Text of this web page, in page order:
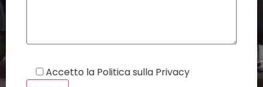
Accetto la Politica sulla Privacy